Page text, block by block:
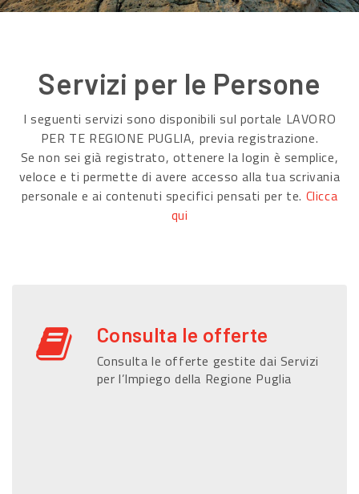
Servizi per le Persone
I seguenti servizi sono disponibili sul portale LAVORO
PER TE REGIONE PUGLIA, previa registrazione.
Se non sei già registrato, ottenere la login è semplice,
veloce e ti permette di avere accesso alla tua scrivania
personale e ai contenuti specifici pensati per te. Clicca
qui
Consulta le offerte
Consulta le offerte gestite dai Servizi
per l’Impiego della Regione Puglia